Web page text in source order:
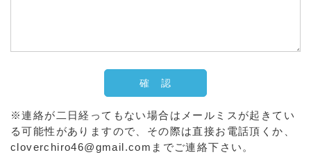
※連絡が二日経ってもない場合はメールミスが起きてい
る可能性がありますので、その際は直接お電話頂くか、
cloverchiro46@gmail.comまでご連絡下さい。